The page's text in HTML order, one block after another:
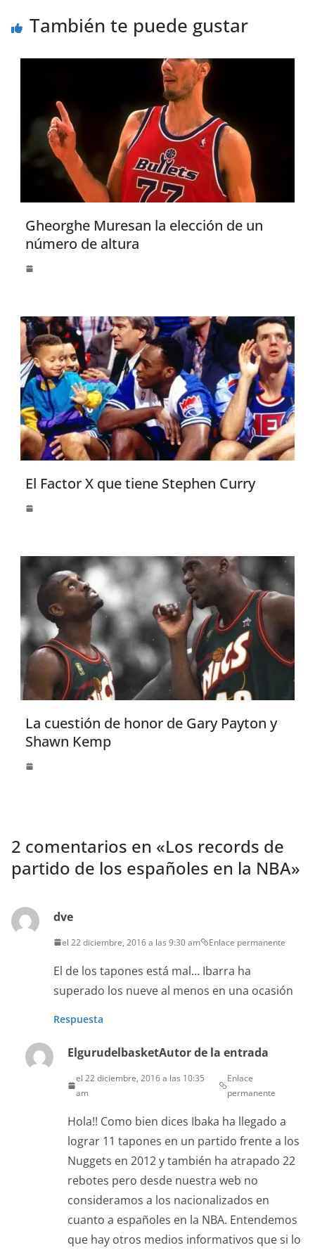
También te puede gustar
Gheorghe Muresan la elección de un
número de altura
El Factor X que tiene Stephen Curry
La cuestión de honor de Gary Payton y
Shawn Kemp
2 comentarios en «Los records de
partido de los españoles en la NBA»
dve
el 22 diciembre, 2016 a las 9:30 am Enlace permanente
El de los tapones está mal… Ibarra ha
superado los nueve al menos en una ocasión
Respuesta
ElgurudelbasketAutor de la entrada
el 22 diciembre, 2016 a las 10:35
am
Enlace
permanente
Hola!! Como bien dices Ibaka ha llegado a
lograr 11 tapones en un partido frente a los
Nuggets en 2012 y también ha atrapado 22
rebotes pero desde nuestra web no
consideramos a los nacionalizados en
cuanto a españoles en la NBA. Entendemos
que hay otros medios informativos que si lo